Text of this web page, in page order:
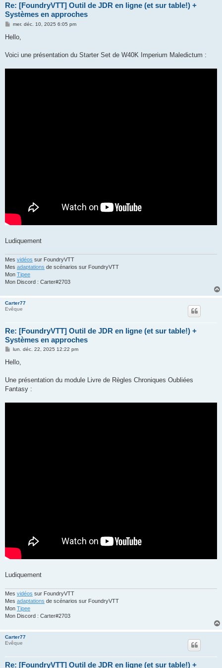
Re: [FoundryVTT] Outil de JDR en ligne (et sur table!) +
Systèmes en approches
M
s
g
mer. déc. 10, 2025 6:05 pm
Hello,
Voici une présentation du Starter Set de W40K Imperium Maledictum :
Ludiquement
Mes vidéos sur FoundryVTT
Mes adaptations de scénarios sur FoundryVTT
Mon Tipee
Mon Discord : Carter#2703
Carter77
Evêque
Re: [FoundryVTT] Outil de JDR en ligne (et sur table!) +
Systèmes en approches
M
s
g
lun. déc. 22, 2025 12:22 pm
Hello,
Une présentation du module Livre de Règles Chroniques Oubliées
Fantasy :
Ludiquement
Mes vidéos sur FoundryVTT
Mes adaptations de scénarios sur FoundryVTT
Mon Tipee
Mon Discord : Carter#2703
Carter77
Evêque
Re: [FoundryVTT] Outil de JDR en ligne (et sur table!) +